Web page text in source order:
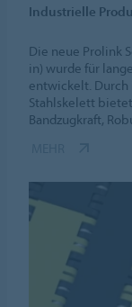
Industrielle
Die neue Prolink
in) wurde für
entwickelt.
Stahlskelett
Bandzugkraft,